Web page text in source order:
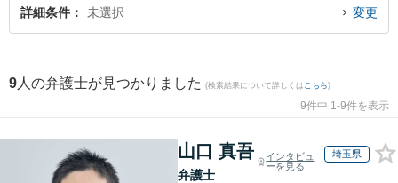
福井県内の弁護士に相談予約したい』などでお困りの相談者さんにおすすめで
詳細条件 未選択 変更
9 人の弁護士が見つかりました (検索結果について詳しくは こちら)
9件中 1-9件を表示
山口 真吾
弁護士
インタビュ
ーを見る
埼玉県